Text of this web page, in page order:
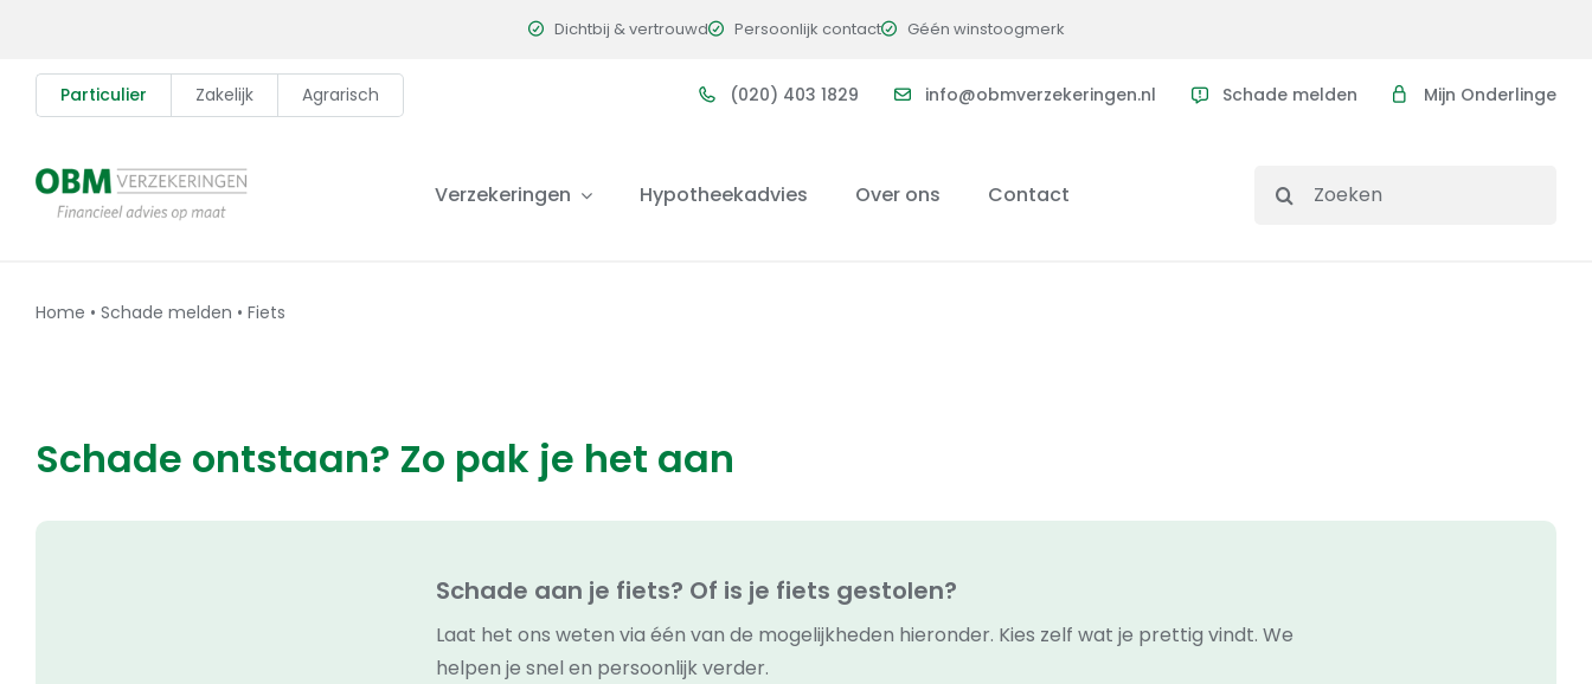
content
Dichtbij & vertrouwd Persoonlijk contact Géén winstoogmerk
Particulier Zakelijk Agrarisch (020) 403 1829 info@obmverzekeringen.nl Schade melden Mijn Onderlinge
Verzekeringen Hypotheekadvies Over ons Contact
Search
Home • Schade melden • Fiets
Schade ontstaan? Zo pak je het aan
Schade aan je fiets? Of is je fiets gestolen?
Laat het ons weten via één van de mogelijkheden hieronder. Kies zelf wat je prettig vindt. We
helpen je snel en persoonlijk verder.